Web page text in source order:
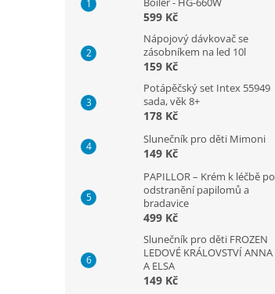
599 Kč
Nápojový dávkovač se
zásobníkem na led 10l
159 Kč
Potápěčský set Intex 55949
sada, věk 8+
178 Kč
Slunečník pro děti Mimoni
149 Kč
PAPILLOR – Krém k léčbě po
odstranění papilomů a
bradavice
499 Kč
Slunečník pro děti FROZEN
LEDOVÉ KRÁLOVSTVÍ ANNA
A ELSA
149 Kč